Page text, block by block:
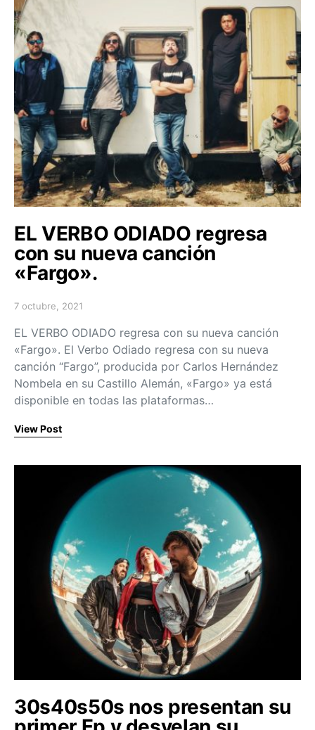
EL VERBO ODIADO regresa
con su nueva canción
«Fargo».
Posted on
7 octubre, 2021
EL VERBO ODIADO regresa con su nueva canción
«Fargo». El Verbo Odiado regresa con su nueva
canción “Fargo”, producida por Carlos Hernández
Nombela en su Castillo Alemán, «Fargo» ya está
disponible en todas las plataformas…
View Post
30s40s50s nos presentan su